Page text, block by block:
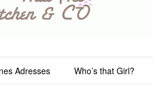
Adresses Who’s that Girl?